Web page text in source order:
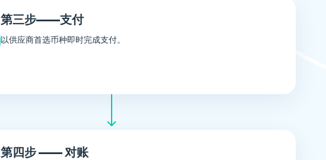
第三步——支付
以供应商首选币种即时完成支付。
第四步 —— 对账